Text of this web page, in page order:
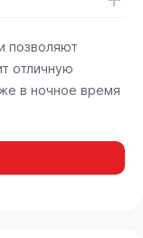
позволяют
отличную
в ночное время